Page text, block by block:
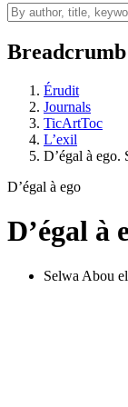
Breadcrumb
Érudit
Journals
TicArtToc
L’exil
D’égal à ego.
D’égal à ego
D’égal à
Selwa Abou